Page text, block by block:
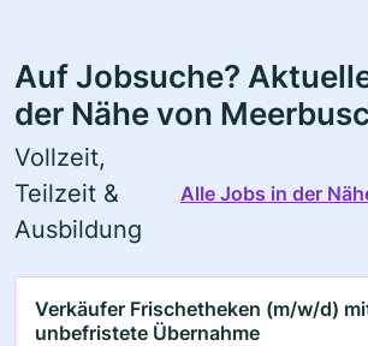
Auf Jobsuche?
der Nähe von
Vollzeit,
Teilzeit &
Ausbildung
Alle Jobs in der
Verkäufer Frischetheken (m/w/d)
unbefristete Übernahme